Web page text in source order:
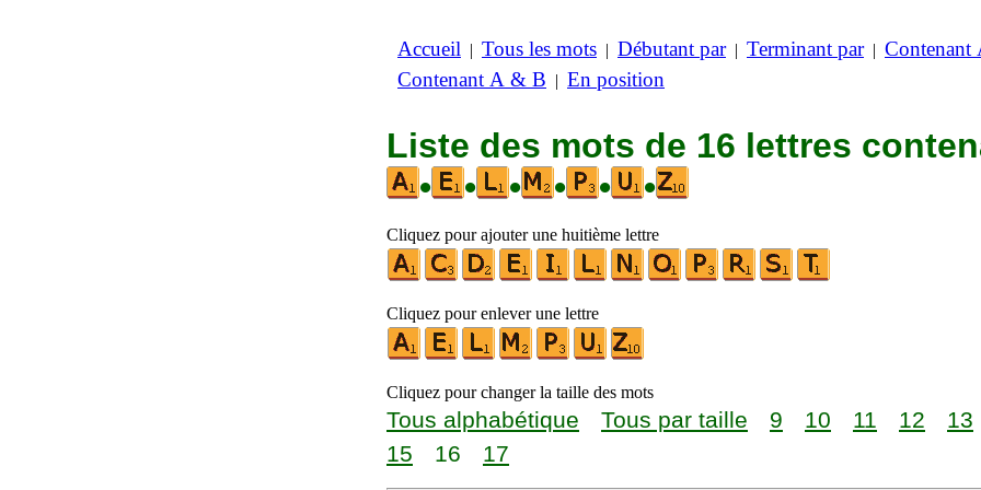
Accueil | Tous les mots | Débutant par| Terminant par| Contenant
Contenant A & B | En position
Liste des mots de 16 lettres
•
• • • • •
Cliquez pour ajouter une huitième lettre
Cliquez pour enlever une lettre
Cliquez pour changer la taille des mots
Tous alphabétique Tous par taille 9 10 11 12 13
15
16 17